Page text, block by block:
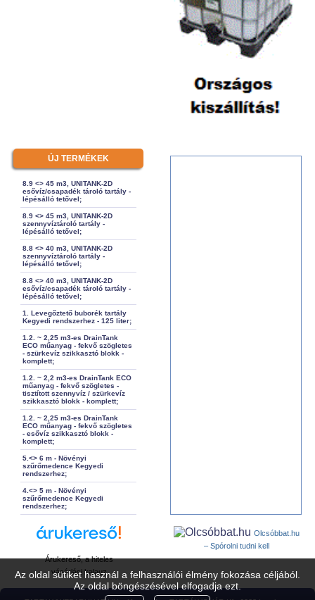
Az oldal sütiket használ a felhasználói élmény fokozása céljából.
Az oldal böngészésével elfogadja ezt.
ÚJ TERMÉKEK
8.9 <> 45 m3, UNITANK-2D
esővíz/csapadék tároló tartály -
lépésálló tetővel;
8.9 <> 45 m3, UNITANK-2D
szennyvíztároló tartály -
lépésálló tetővel;
8.8 <> 40 m3, UNITANK-2D
szennyvíztároló tartály -
lépésálló tetővel;
8.8 <> 40 m3, UNITANK-2D
esővíz/csapadék tároló tartály -
lépésálló tetővel;
1. Levegőztető buborék tartály
Kegyedi rendszerhez - 125 liter;
1.2. ~ 2,25 m3-es DrainTank
ECO műanyag - fekvő szögletes
- szürkevíz szikkasztó blokk -
komplett;
1.2. ~ 2,2 m3-es DrainTank ECO
műanyag - fekvő szögletes -
tisztított szennyvíz / szürkevíz
szikkasztó blokk - komplett;
1.2. ~ 2,25 m3-es DrainTank
ECO műanyag - fekvő szögletes
- esővíz szikkasztó blokk -
komplett;
5.<> 6 m - Növényi
szűrőmedence Kegyedi
rendszerhez;
4.<> 5 m - Növényi
szűrőmedence Kegyedi
rendszerhez;
Árukereső, a hiteles
vásárlási kalauz
Olcsóbbat.hu
– Spórolni tudni kell